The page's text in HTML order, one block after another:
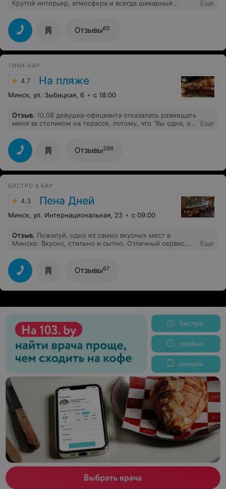
Крутой интерьер, атмосфера и всегда шикарный
но нам так понравилось, что мы ходим уже два года
почти каждый месяц.
Еще
Отзывы65
ТИКИ-БАР
4.7 На пляже
Минск, ул. Зыбицкая, 6 с 18:00
Отзыв. 10.08 девушка-официанта отказалась размещать
меня за столиком на терассе, потому, что "Вы одна, а
клиентам неприемлемо!!!
Еще
Отзывы266
БИСТРО & БАР
4.3 Пена Дней
Минск, ул. Интернациональная, 23 с 09:00
Отзыв. Пожалуй, одно из самых вкусных мест в
Минске. Вкусно, стильно и сытно. Отличный сервис,
персонал.
Еще
Отзывы67